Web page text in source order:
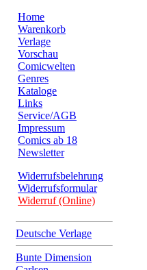
Home
Warenkorb
Verlage
Vorschau
Comicwelten
Genres
Kataloge
Links
Service/AGB
Impressum
Comics ab 18
Newsletter
Widerrufsbelehrung
Widerrufsformular
Widerruf (Online)
Deutsche Verlage
Bunte Dimension